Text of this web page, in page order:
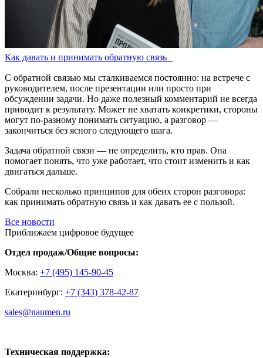
Как давать и принимать обратную связь
С обратной связью мы сталкиваемся постоянно: на встрече с
руководителем, после презентации или просто при
обсуждении задачи. Но даже полезный комментарий не всегда
приводит к результату. Может не хватать конкретики, стороны
могут по-разному понимать ситуацию, а разговор —
закончиться без ясного следующего шага.
Задача обратной связи — не определить, кто прав. Она
помогает понять, что уже работает, что стоит изменить и как
двигаться дальше.
Собрали несколько принципов для обеих сторон разговора:
как принимать обратную связь и как давать ее с пользой.
Все новости
Приближаем цифровое будущее
Отдел продаж/Общие вопросы:
Москва: +7 (495) 145-90-45
Екатеринбург: +7 (343) 378-42-87
sales@naumen.ru
Техническая поддержка: